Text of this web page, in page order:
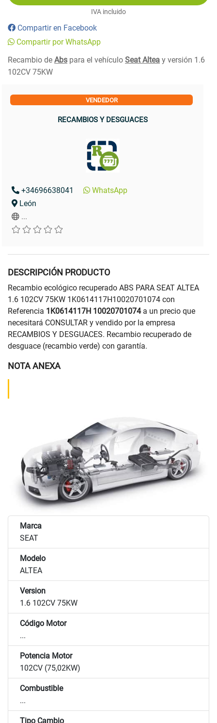
IVA incluido
Compartir en Facebook
Compartir por WhatsApp
Recambio de Abs para el vehículo Seat Altea y versión 1.6
102CV 75KW
VENDEDOR
RECAMBIOS Y DESGUACES
+34696638041
WhatsApp
León
...
DESCRIPCIÓN PRODUCTO
Recambio ecológico recuperado ABS PARA SEAT ALTEA
1.6 102CV 75KW 1K0614117H10020701074 con
Referencia 1K0614117H 10020701074a un precio que
necesitará CONSULTAR y vendido por la empresa
RECAMBIOS Y DESGUACES. Recambio recuperado de
desguace (recambio verde) con garantía.
NOTA ANEXA
Marca
SEAT
Modelo
ALTEA
Version
1.6 102CV 75KW
Código Motor
...
Potencia Motor
102CV (75,02KW)
Combustible
...
Tipo Cambio